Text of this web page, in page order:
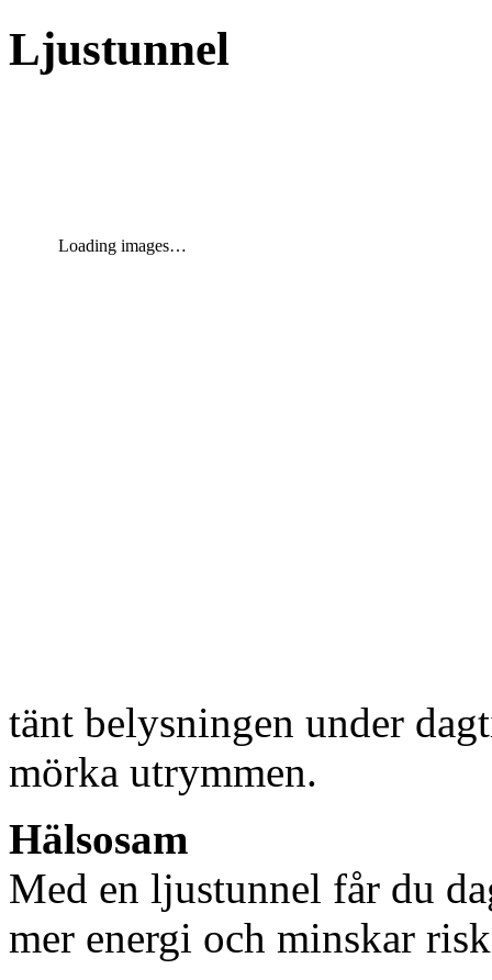
Ljustunnel
Loading images…
tänt belysningen under
mörka utrymmen.
Hälsosam
Med en ljustunnel får du
mer energi och minskar